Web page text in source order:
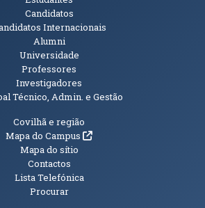
Candidatos
Internacionais
Alumni
Universidade
Professores
Investigadores
Técnico, Admin. e Gestão
Adicionais
Covilhã e região
Mapa do Campus(abre em nova janela)
Mapa do sítio
Contactos
Lista Telefónica
Procurar